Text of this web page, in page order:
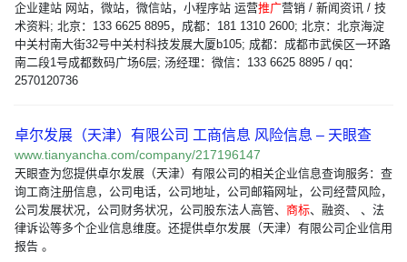
企业建站 网站，微站，微信站，小程序站 运营推广营销 / 新闻资讯 / 技
术资料; 北京：133 6625 8895，成都：181 1310 2600; 北京：北京海淀
中关村南大街32号中关村科技发展大厦b105; 成都：成都市武侯区一环路
南二段1号成都数码广场6层; 汤经理：微信：133 6625 8895 / qq：
2570120736
卓尔发展（天津）有限公司 工商信息 风险信息 – 天眼查
www.tianyancha.com/company/217196147
天眼查为您提供卓尔发展（天津）有限公司的相关企业信息查询服务：查
询工商注册信息，公司电话，公司地址，公司邮箱网址，公司经营风险，
公司发展状况，公司财务状况，公司股东法人高管、 商标、融资、 、法
律诉讼等多个企业信息维度。还提供卓尔发展（天津）有限公司企业信用
报告 。